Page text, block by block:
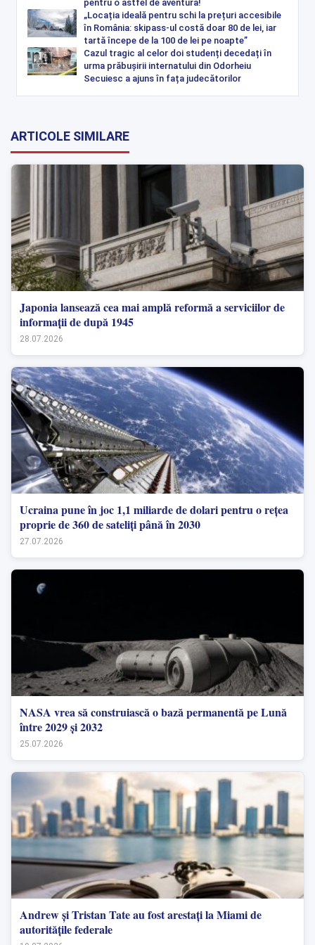
pentru o astfel de aventură!
„Locația ideală pentru schi la prețuri accesibile
în România: skipass-ul costă doar 80 de lei, iar
tartă începe de la 100 de lei pe noapte”
Cazul tragic al celor doi studenți decedați în
urma prăbușirii internatului din Odorheiu
Secuiesc a ajuns în fața judecătorilor
ARTICOLE SIMILARE
Japonia lansează cea mai amplă reformă a serviciilor de
informații de după 1945
28.07.2026
Ucraina pune în joc 1,1 miliarde de dolari pentru o rețea
proprie de 360 de sateliți până în 2030
27.07.2026
NASA vrea să construiască o bază permanentă pe Lună
între 2029 și 2032
25.07.2026
Andrew și Tristan Tate au fost arestați la Miami de
autoritățile federale